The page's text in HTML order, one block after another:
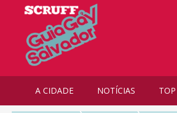
A CIDADE NOTÍCIAS